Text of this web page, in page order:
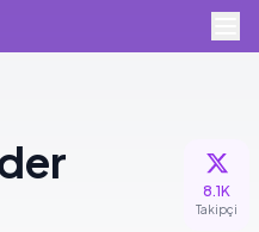
8.1K
Takipçi